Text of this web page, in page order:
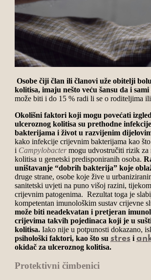
Osobe čiji član ili članovi uže obitelji
kolitisa, imaju nešto veću šansu da i sami
može biti i do 15 % radi li se o roditeljima ili
Okolišni faktori koji mogu povećati
ulceroznog kolitisa su prethodne
bakterijama i život u razvijenim
kako infekcije crijevnim bakterijama kao
i Campylobactermogu udvostručiti rizik za
kolitisa u genetski predisponiranih osoba.
uništavanje “dobrih bakterija” koje
druge strane, osobe koje žive u
sanitetski uvjeti na puno višoj razini,
crijevnim patogenima. Rezultat toga je
kompetentan imunološkim sustav crijevne
može biti neadekvatan i pretjeran
crijevima takvih pojedinaca koji je u
kolitisa.Iako nije u potpunosti dokazano,
psihološki faktori, kao što su stresi
okidač za ulceroznog kolitisa.
Protektivni čimbenici